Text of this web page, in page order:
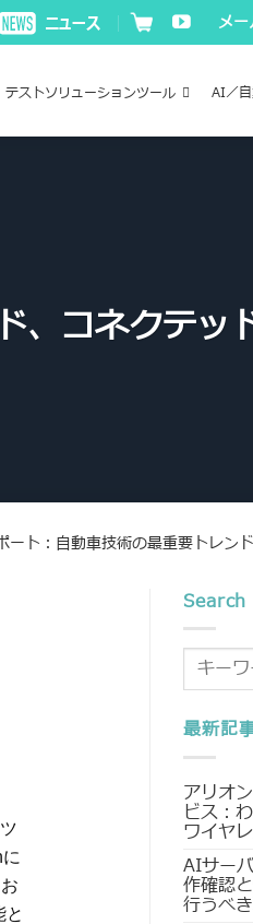
メ
テストソリューションツール AI／
、コネクテッ
ト：自動車技術の最重要トレン
に
と
Search
最新記
アリオ
ビス：
ワイヤ
AIサー
作確認
行うべ